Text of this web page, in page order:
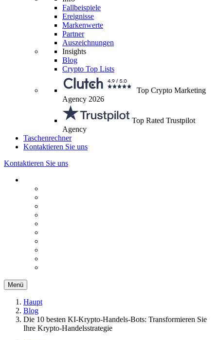
Fallbeispiele
Ereignisse
Markenwerte
Partner
Auszeichnungen
Insights
Blog
Crypto Top Lists
Top Crypto Marketing
Agency 2026
Top Rated Trustpilot
Agency
Taschenrechner
Kontaktieren Sie uns
Kontaktieren Sie uns
Menü
Haupt
Blog
Die 10 besten KI-Krypto-Handels-Bots: Transformieren Sie
Ihre Krypto-Handelsstrategie